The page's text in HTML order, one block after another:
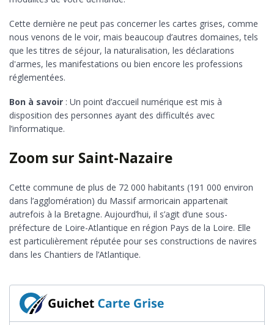
Cette dernière ne peut pas concerner les cartes grises, comme
nous venons de le voir, mais beaucoup d’autres domaines, tels
que les titres de séjour, la naturalisation, les déclarations
d'armes, les manifestations ou bien encore les professions
réglementées.
Bon à savoir : Un point d’accueil numérique est mis à
disposition des personnes ayant des difficultés avec
l’informatique.
Zoom sur Saint-Nazaire
Cette commune de plus de 72 000 habitants (191 000 environ
dans l’agglomération) du Massif armoricain appartenait
autrefois à la Bretagne. Aujourd’hui, il s’agit d’une sous-
préfecture de Loire-Atlantique en région Pays de la Loire. Elle
est particulièrement réputée pour ses constructions de navires
dans les Chantiers de l’Atlantique.